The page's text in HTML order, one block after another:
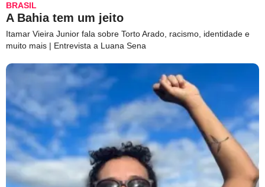
BRASIL
A Bahia tem um jeito
Itamar Vieira Junior fala sobre Torto Arado, racismo, identidade e
muito mais | Entrevista a Luana Sena